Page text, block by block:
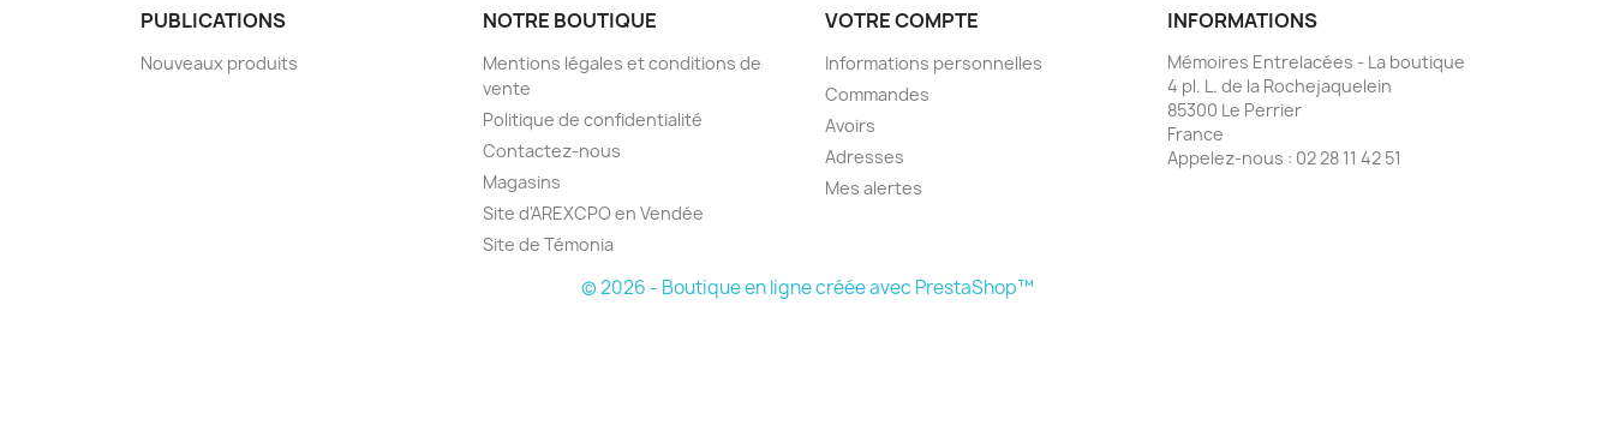
PUBLICATIONS
Nouveaux produits
NOTRE BOUTIQUE
Mentions légales et conditions de
vente
Politique de confidentialité
Contactez-nous
Magasins
Site d'AREXCPO en Vendée
Site de Témonia
VOTRE COMPTE
Informations personnelles
Commandes
Avoirs
Adresses
Mes alertes
INFORMATIONS
Mémoires Entrelacées - La boutique
4 pl. L. de la Rochejaquelein
85300 Le Perrier
France
Appelez-nous : 02 28 11 42 51
© 2026 - Boutique en ligne créée avec PrestaShop™